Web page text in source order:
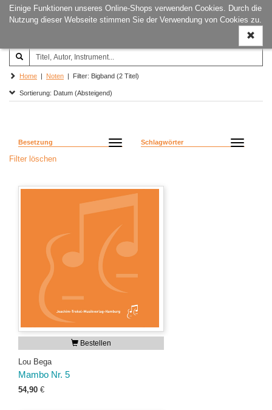
Einige Funktionen unseres Online-Shops verwenden Cookies. Durch die
Nutzung dieser Webseite stimmen Sie der Verwendung von Cookies zu.
ein-/
Joachim‐Trekel‐Musikverlag,
Hamburg
Home | Noten | Filter: Bigband (2 Titel)
Sortierung: Datum (Absteigend)
Besetzung Schlagwörter
Filter löschen
Bestellen
Lou Bega
Mambo Nr. 5
54,90 €